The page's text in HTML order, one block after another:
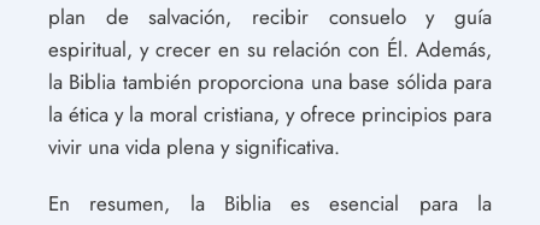
plan de salvación, recibir consuelo y guía
espiritual, y crecer en su relación con Él. Además,
la Biblia también proporciona una base sólida para
la ética y la moral cristiana, y ofrece principios para
vivir una vida plena y significativa.
En resumen, la Biblia es esencial para la